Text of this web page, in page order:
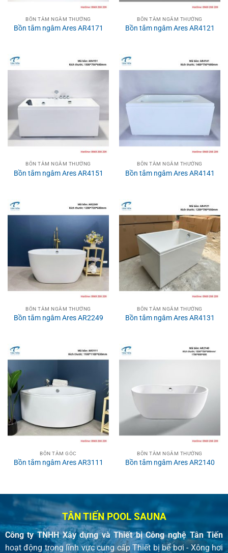
BỒN TẮM NGÂM THƯỜNG
Bồn tắm ngâm Ares AR4171
BỒN TẮM NGÂM THƯỜNG
Bồn tắm ngâm Ares AR4121
BỒN TẮM NGÂM THƯỜNG
Bồn tắm ngâm Ares AR4151
BỒN TẮM NGÂM THƯỜNG
Bồn tắm ngâm Ares AR4141
BỒN TẮM NGÂM THƯỜNG
Bồn tắm ngâm Ares AR2249
BỒN TẮM NGÂM THƯỜNG
Bồn tắm ngâm Ares AR4131
BỒN TẮM GÓC
Bồn tắm ngâm Ares AR3111
BỒN TẮM NGÂM THƯỜNG
Bồn tắm ngâm Ares AR2140
TÂN TIẾN POOL SAUNA
Công ty TNHH Xây dựng và Thiết bị Công nghệ Tân Tiến
hoạt động trong lĩnh vực cung cấp Thiết bị bể bơi - Xông hơi